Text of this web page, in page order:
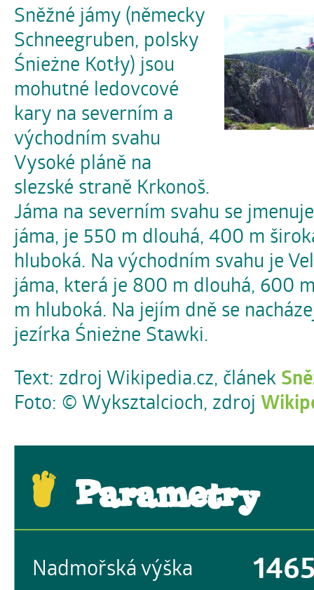
Sněžné jámy (německy
Schneegruben, polsky
Śnieżne Kotły) jsou
mohutné ledovcové
kary na severním a
východním svahu
Vysoké pláně na
slezské straně Krkonoš.
Jáma na severním svahu se
jáma, je 550 m dlouhá, 400 m
hluboká. Na východním svahu je
jáma, která je 800 m dlouhá, 600
m hluboká. Na jejím dně se
jezírka Śnieżne Stawki.
Text: zdroj Wikipedia.cz, článek
Foto: © Wyksztalcioch, zdroj
Parametry
Nadmořská výška